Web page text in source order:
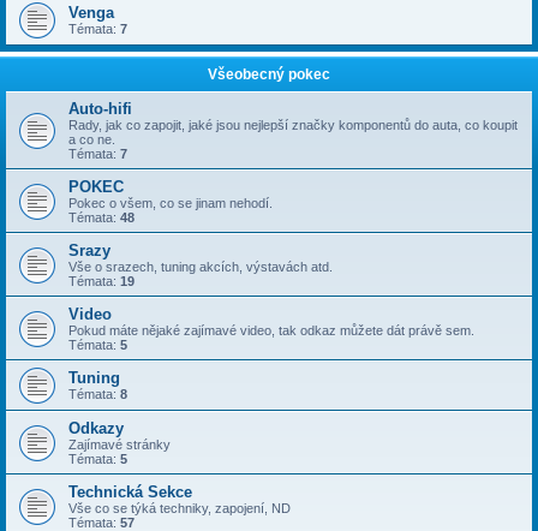
Venga
Témata: 7
Všeobecný pokec
Auto-hifi
Rady, jak co zapojit, jaké jsou nejlepší značky komponentů do auta, co koupit
a co ne.
Témata: 7
POKEC
Pokec o všem, co se jinam nehodí.
Témata: 48
Srazy
Vše o srazech, tuning akcích, výstavách atd.
Témata: 19
Video
Pokud máte nějaké zajímavé video, tak odkaz můžete dát právě sem.
Témata: 5
Tuning
Témata: 8
Odkazy
Zajímavé stránky
Témata: 5
Technická Sekce
Vše co se týká techniky, zapojení, ND
Témata: 57